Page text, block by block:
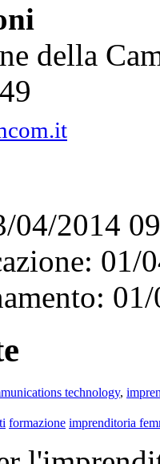
della
04/2014
01/
technology,
formazione imprenditoria